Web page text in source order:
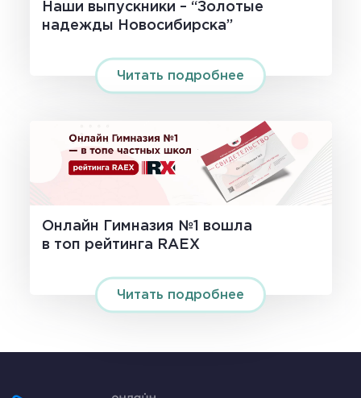
Наши выпускники – “Золотые
надежды Новосибирска”
Читать подробнее
Онлайн Гимназия №1 вошла
в топ рейтинга RAEX
Читать подробнее